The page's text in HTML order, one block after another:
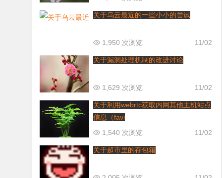
关于乌云最近的一些小小的尝试
11/02
1,950 次浏览
关于漏洞处理机制的改进讨论
11/02
1,629 次浏览
关于利用webrtc获取内网其他主机站点
信息（favi
11/02
1,540 次浏览
关于超市里的存包箱